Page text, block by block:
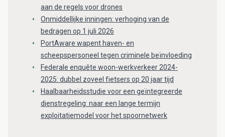
aan de regels voor drones
Onmiddellijke inningen: verhoging van de
bedragen op 1 juli 2026
PortAware wapent haven- en
scheepspersoneel tegen criminele beïnvloeding
Federale enquête woon-werkverkeer 2024-
2025: dubbel zoveel fietsers op 20 jaar tijd
Haalbaarheidsstudie voor een geïntegreerde
dienstregeling: naar een lange termijn
exploitatiemodel voor het spoornetwerk